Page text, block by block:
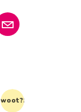
woot?!